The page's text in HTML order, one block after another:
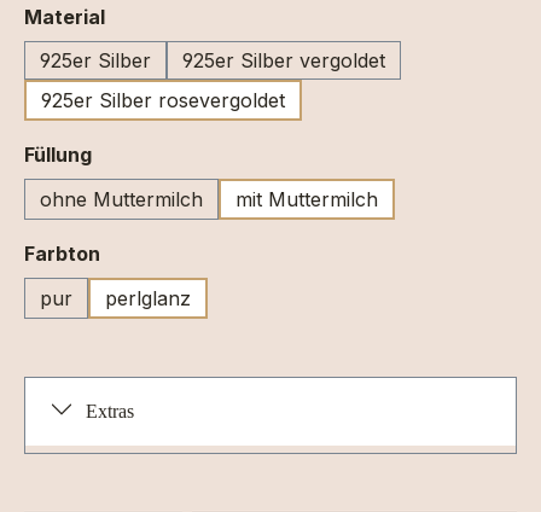
Materialauswählen
925er Silber
925er Silber vergoldet
925er Silber rosevergoldet
Füllungauswählen
ohne Muttermilch
mit Muttermilch
Farbton
pur
perlglanz
Extras